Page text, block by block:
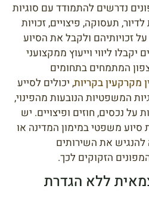
נדרשים להתמודד עם סוגיות
תעסוקה, פיצויים, זכויות
זכויותיהם ולקבל את הסיוע
ליווי וייעוץ ממקצועני
המתמחים בתחומים
מקרקעין בקריות, יכולים לסייע
המשפטיות הנובעות מהפינוי,
על נכסים, חוזים ופיצויים. יש
משפטי במימון המדינה או
את השירותים
הזקוקים לכך.
ללא הגדרת